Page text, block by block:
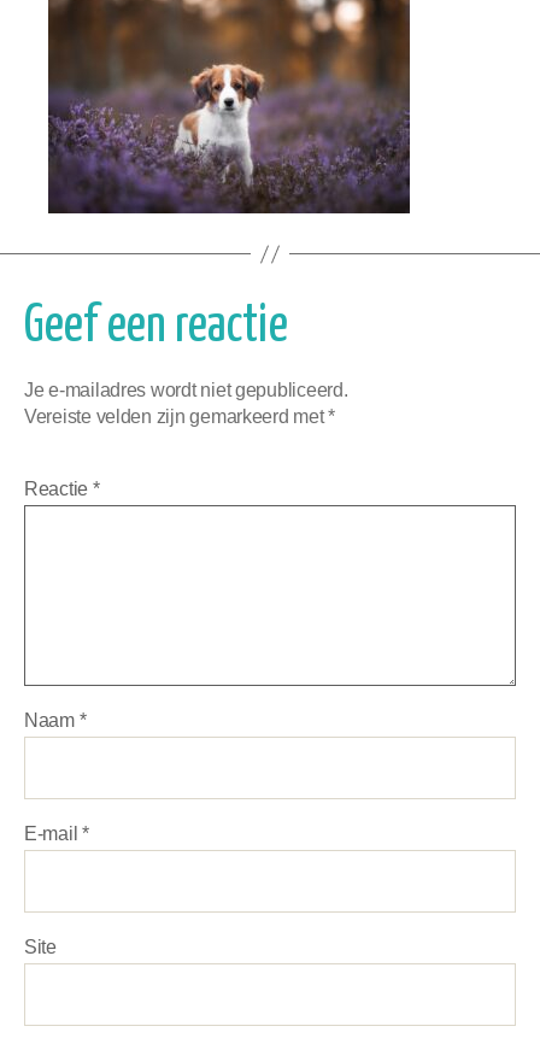
Geef een reactie
Je e-mailadres wordt niet gepubliceerd.
Vereiste velden zijn gemarkeerd met*
Reactie *
Naam *
E-mail*
Site